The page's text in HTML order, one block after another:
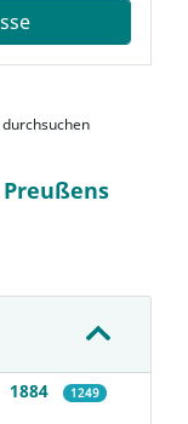
durchsuchen
1884 1249